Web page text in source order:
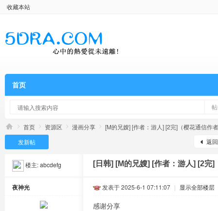
收藏本站
首页
首页 资源区 漫画分享
[M的兄嫂] [作者：游人] [2完]（樱花通信作
返
发新帖
楼主:abcdefg [日韩] [M的兄嫂] [作者：游人] [2完]
夜神光 发表于 2025-6-1 07:11:07 | 显示全部楼层
感谢分享